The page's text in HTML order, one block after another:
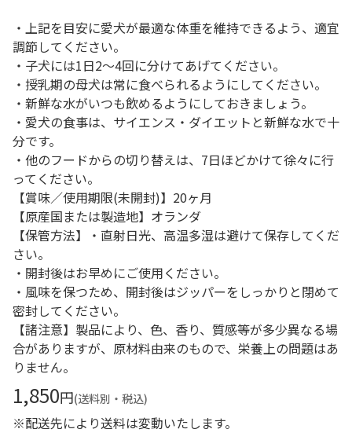
・上記を目安に愛犬が最適な体重を維持できるよう、適宜
調節してください。
・子犬には1日2～4回に分けてあげてください。
・授乳期の母犬は常に食べられるようにしてください。
・新鮮な水がいつも飲めるようにしておきましょう。
・愛犬の食事は、サイエンス・ダイエットと新鮮な水で十
分です。
・他のフードからの切り替えは、7日ほどかけて徐々に行
ってください。
【賞味／使用期限(未開封)】20ヶ月
【原産国または製造地】オランダ
【保管方法】・直射日光、高温多湿は避けて保存してくだ
さい。
・開封後はお早めにご使用ください。
・風味を保つため、開封後はジッパーをしっかりと閉めて
密封してください。
【諸注意】製品により、色、香り、質感等が多少異なる場
合がありますが、原材料由来のもので、栄養上の問題はあ
りません。
1,850円(送料別・税込)
※配送先により送料は変動いたします。